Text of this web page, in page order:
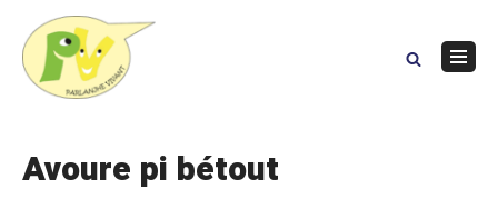
content
Avoure pi bétout